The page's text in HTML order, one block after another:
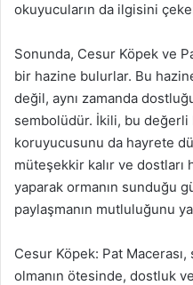
okuyucuların da ilgisini
Sonunda, Cesur Köpek ve
bir hazine bulurlar. Bu
değil, aynı zamanda
sembolüdür. İkili, bu
koruyucusunu da hayrete
müteşekkir kalır ve
yaparak ormanın sunduğu
paylaşmanın mutluluğunu
Cesur Köpek: Pat
olmanın ötesinde, dostluk